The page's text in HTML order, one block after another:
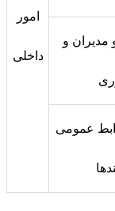
امور
داخلی
مدیران و
عمومی